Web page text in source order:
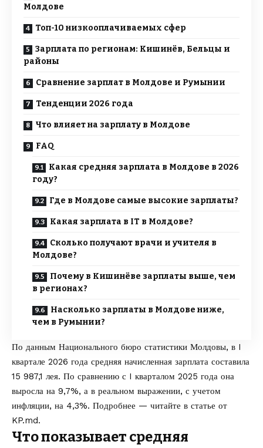
Молдове
Топ-10 низкооплачиваемых сфер
Зарплата по регионам: Кишинёв, Бельцы и
районы
Сравнение зарплат в Молдове и Румынии
Тенденции 2026 года
Что влияет на зарплату в Молдове
FAQ
Какая средняя зарплата в Молдове в 2026
году?
Где в Молдове самые высокие зарплаты?
Какая зарплата в IT в Молдове?
Сколько получают врачи и учителя в
Молдове?
Почему в Кишинёве зарплаты выше, чем
в регионах?
Насколько зарплаты в Молдове ниже,
чем в Румынии?
По данным Национального бюро статистики Молдовы, в I
квартале 2026 года средняя начисленная зарплата составила
15 987,1 лея. По сравнению с I кварталом 2025 года она
выросла на 9,7%, а в реальном выражении, с учетом
инфляции, на 4,3%. Подробнее — читайте в статье от
KP.md.
Что показывает средняя